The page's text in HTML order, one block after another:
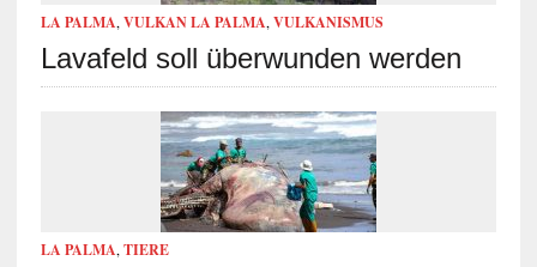
LA PALMA, VULKAN LA PALMA, VULKANISMUS
Lavafeld soll überwunden werden
LA PALMA, TIERE